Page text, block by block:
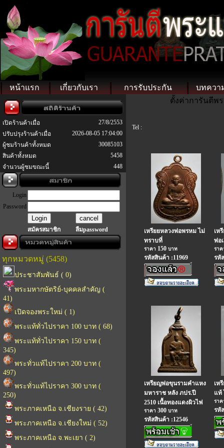
หน้าแรก เกี่ยวกับเรา การรับประกัน บทควา
เปิดร้านค้าเมื่อ
27/8/2553
ปรับปรุงร้านค้าเมื่อ
2026-08-05 17:04:00
ผู้ชมร้านค้าทั้งหมด
30085103
สินค้าทั้งหมด
5458
จำนวนผู้ชมขณะนี้
448
Login
Password
สมัครสมาชิก ลืมpassword
ทุกหมวดหมู่ (5458)
ประชาสัมพันธ์ ( 0)
พระมหากษัตริย์-บุคคลสำคัญ (
41)
เปิดจองพระใหม่ ( 1)
พระแท้ทั่วไปราคา 100 บาท ( 68)
พระแท้ทั่วไปราคา 150 บาท (
345)
พระทั่วแท้ไปราคา 200 บาท (
497)
พระทั่วแท้ไปราคา 300 บาท (
250)
พระภาคเหนือ จ.เชียงราย ( 42)
พระภาคเหนือ จ.เชียงใหม่ ( 52)
พระภาคเหนือ จ.พะเยา ( 2)
ตั้งค่าการันตีพร
Tel :
เหรียยหลวงพ่อพรหม ไม่
ทราบที่
ราคา 150 บาท
รหัสสินค้า :11969
เห
พ่อ
รา
รหั
เหรียญพ่อขุนรามคำแหง
มหาราช หลัง ภปร.ปี
2510 เนื้อทองแดงผิวไฟ
ราคา 300 บาท
รหัสสินค้า :12546
เห
แท้
รา
รหั